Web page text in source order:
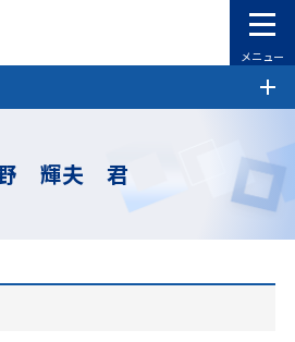
メニュー
輝夫 君